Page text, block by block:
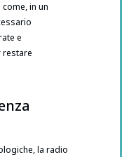
in un
e
restare
la radio